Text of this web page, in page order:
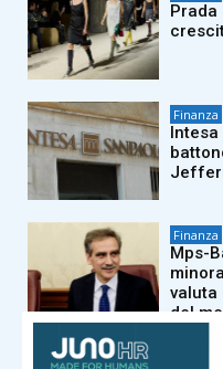
Prada
Finanza
Finanza
Mps-
valuta
del